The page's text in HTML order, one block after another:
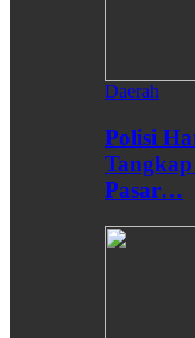
Daerah
Polisi
Pasar…